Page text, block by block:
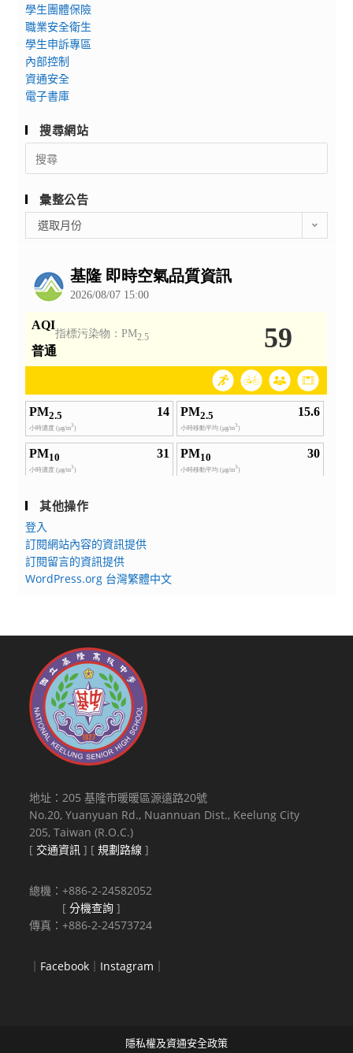
學生團體保險
職業安全衛生
學生申訴專區
內部控制
資通安全
電子書庫
搜尋網站
Search
for:
彙整公告
整
選取月份
其他操作
登入
訂閱網站內容的資訊提供
訂閱留言的資訊提供
WordPress.org 台灣繁體中文
地址：205 基隆市暖暖區源遠路20號
No.20, Yuanyuan Rd., Nuannuan Dist., Keelung City
205, Taiwan (R.O.C.)
[ 交通資訊 ] [規劃路線 ]
總機：+886-2-24582052
[分機查詢 ]
傳真：+886-2-24573724
｜ Facebook ｜ Instagram ｜
隱私權及資通安全政策